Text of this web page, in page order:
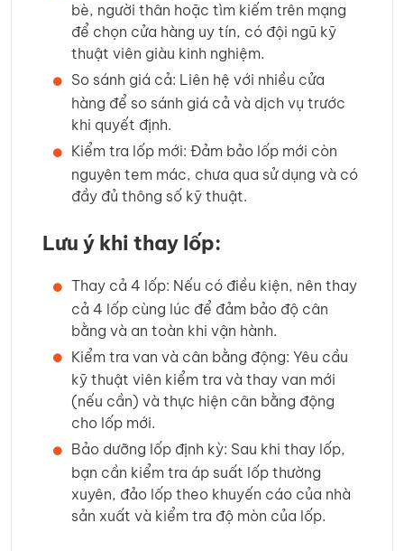
bè, người thân hoặc tìm kiếm trên mạng
để chọn cửa hàng uy tín, có đội ngũ kỹ
thuật viên giàu kinh nghiệm.
So sánh giá cả: Liên hệ với nhiều cửa
hàng để so sánh giá cả và dịch vụ trước
khi quyết định.
Kiểm tra lốp mới: Đảm bảo lốp mới còn
nguyên tem mác, chưa qua sử dụng và có
đầy đủ thông số kỹ thuật.
Lưu ý khi thay lốp:
Thay cả 4 lốp: Nếu có điều kiện, nên thay
cả 4 lốp cùng lúc để đảm bảo độ cân
bằng và an toàn khi vận hành.
Kiểm tra van và cân bằng động: Yêu cầu
kỹ thuật viên kiểm tra và thay van mới
(nếu cần) và thực hiện cân bằng động
cho lốp mới.
Bảo dưỡng lốp định kỳ: Sau khi thay lốp,
bạn cần kiểm tra áp suất lốp thường
xuyên, đảo lốp theo khuyến cáo của nhà
sản xuất và kiểm tra độ mòn của lốp.